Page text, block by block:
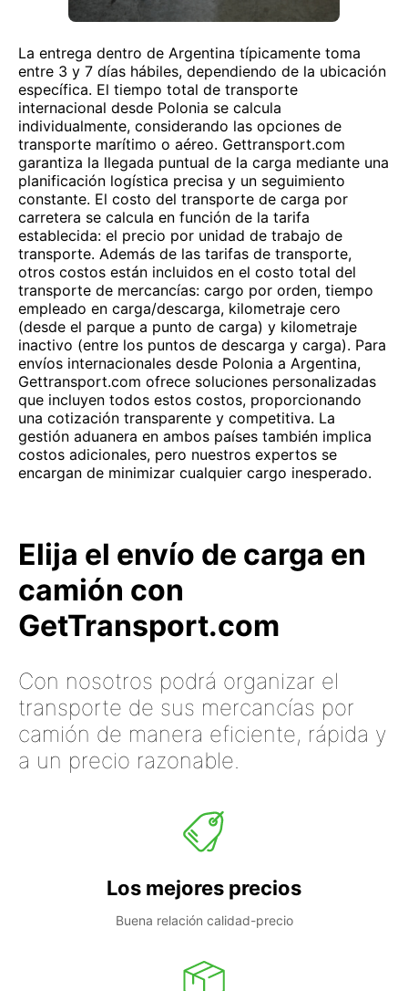
La entrega dentro de Argentina típicamente toma
entre 3 y 7 días hábiles, dependiendo de la ubicación
específica. El tiempo total de transporte
internacional desde Polonia se calcula
individualmente, considerando las opciones de
transporte marítimo o aéreo. Gettransport.com
garantiza la llegada puntual de la carga mediante una
planificación logística precisa y un seguimiento
constante. El costo del transporte de carga por
carretera se calcula en función de la tarifa
establecida: el precio por unidad de trabajo de
transporte. Además de las tarifas de transporte,
otros costos están incluidos en el costo total del
transporte de mercancías: cargo por orden, tiempo
empleado en carga/descarga, kilometraje cero
(desde el parque a punto de carga) y kilometraje
inactivo (entre los puntos de descarga y carga). Para
envíos internacionales desde Polonia a Argentina,
Gettransport.com ofrece soluciones personalizadas
que incluyen todos estos costos, proporcionando
una cotización transparente y competitiva. La
gestión aduanera en ambos países también implica
costos adicionales, pero nuestros expertos se
encargan de minimizar cualquier cargo inesperado.
Elija el envío de carga en
camión con
GetTransport.com
Con nosotros podrá organizar el
transporte de sus mercancías por
camión de manera eficiente, rápida y
a un precio razonable.
Los mejores precios
Buena relación calidad-precio